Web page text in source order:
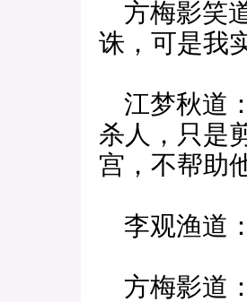
方梅影笑
诛，可是我
江梦秋道
杀人，只是
宫，不帮助
李观渔道
方梅影道